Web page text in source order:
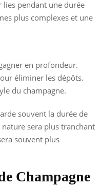
lies pendant une durée
plus complexes et une
en profondeur.
éliminer les dépôts.
du champagne.
souvent la durée de
sera plus tranchant
souvent plus
Champagne